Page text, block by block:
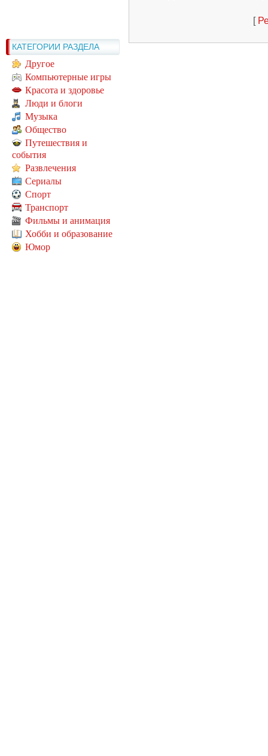
КАТЕГОРИИ РАЗДЕЛА
Другое
Компьютерные игры
Красота и здоровье
Люди и блоги
Музыка
Общество
Путешествия и
события
Развлечения
Сериалы
Спорт
Транспорт
Фильмы и анимация
Хобби и образование
Юмор
[